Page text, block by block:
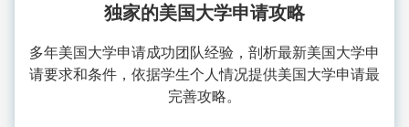
独家的美国大学申请攻略
多年美国大学申请成功团队经验，剖析最新美国大学申
请要求和条件，依据学生个人情况提供美国大学申请最
完善攻略。